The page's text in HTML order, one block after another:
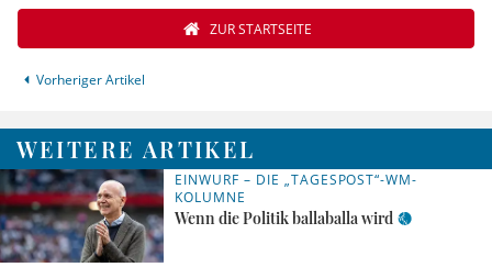
Vorheriger Artikel
ZUR STARTSEITE
WEITERE ARTIKEL
EINWURF – DIE „TAGESPOST“-WM-
KOLUMNE
Wenn die Politik ballaballa wird